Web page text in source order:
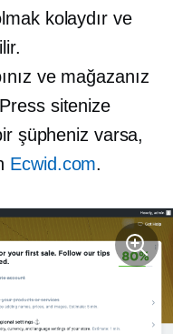
kolaydır ve
ve mağazanız
sitenize
şüpheniz varsa,
Ecwid.com.